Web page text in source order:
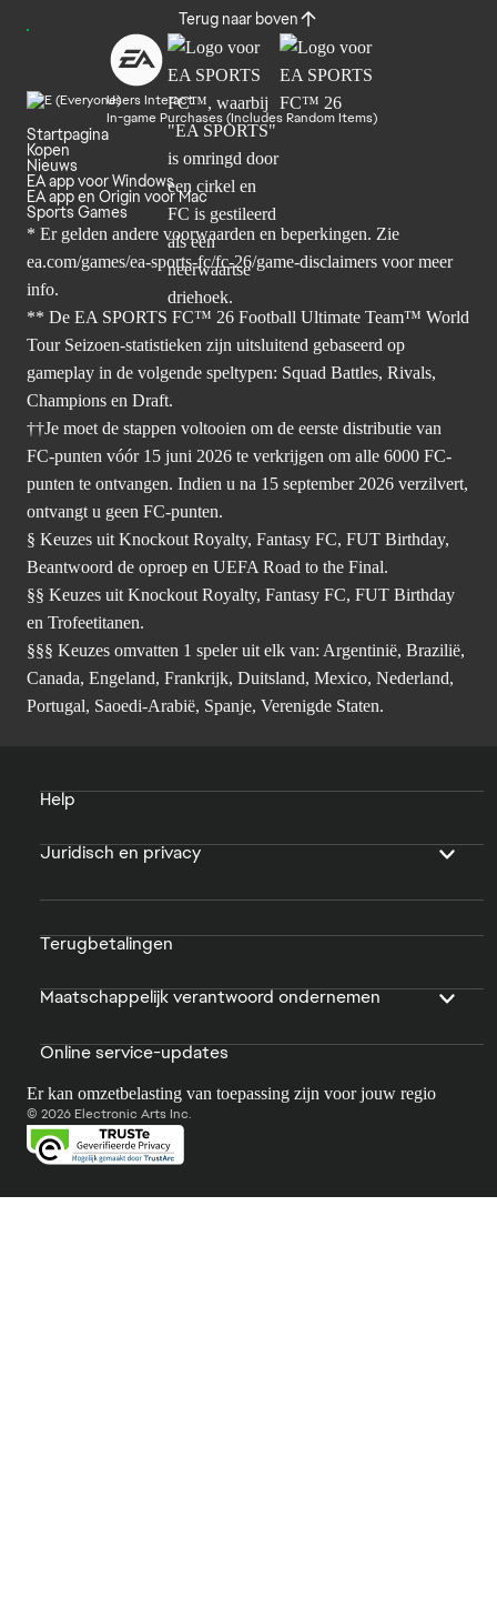
Terug naar boven
Users Interact
In-game Purchases (Includes Random Items)
Startpagina
Kopen
Nieuws
EA app voor Windows
EA app en Origin voor Mac
Sports Games
* Er gelden andere voorwaarden en beperkingen. Zie
ea.com/games/ea-sports-fc/fc-26/game-disclaimers voor meer
info.
** De EA SPORTS FC™ 26 Football Ultimate Team™ World
Tour Seizoen-statistieken zijn uitsluitend gebaseerd op
gameplay in de volgende speltypen: Squad Battles, Rivals,
Champions en Draft.
††Je moet de stappen voltooien om de eerste distributie van
FC-punten vóór 15 juni 2026 te verkrijgen om alle 6000 FC-
punten te ontvangen. Indien u na 15 september 2026 verzilvert,
ontvangt u geen FC-punten.
§ Keuzes uit Knockout Royalty, Fantasy FC, FUT Birthday,
Beantwoord de oproep en UEFA Road to the Final.
§§ Keuzes uit Knockout Royalty, Fantasy FC, FUT Birthday
en Trofeetitanen.
§§§ Keuzes omvatten 1 speler uit elk van: Argentinië, Brazilië,
Canada, Engeland, Frankrijk, Duitsland, Mexico, Nederland,
Portugal, Saoedi-Arabië, Spanje, Verenigde Staten.
Help
Juridisch en privacy
Terugbetalingen
Maatschappelijk verantwoord ondernemen
Online service-updates
Er kan omzetbelasting van toepassing zijn voor jouw regio
© 2026 Electronic Arts Inc.